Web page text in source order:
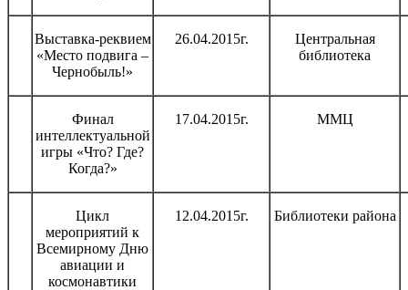
Выставка-реквием
«Место подвига –
Чернобыль!»
26.04.2015г.
Центральная
библиотека
Финал
интеллектуальной
игры «Что? Где?
Когда?»
17.04.2015г. ММЦ
Цикл
мероприятий к
Всемирному Дню
авиации и
космонавтики
12.04.2015г. Библиотеки района